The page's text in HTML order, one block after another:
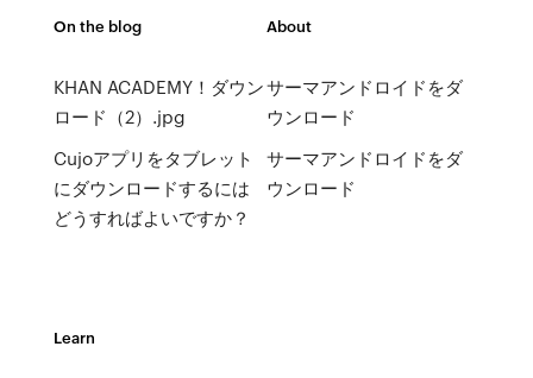
On the blog
KHAN ACADEMY！ダウン
ロード（2）.jpg
Cujoアプリをタブレット
にダウンロードするには
どうすればよいですか？
About
サーマアンドロイドをダ
ウンロード
サーマアンドロイドをダ
ウンロード
Learn